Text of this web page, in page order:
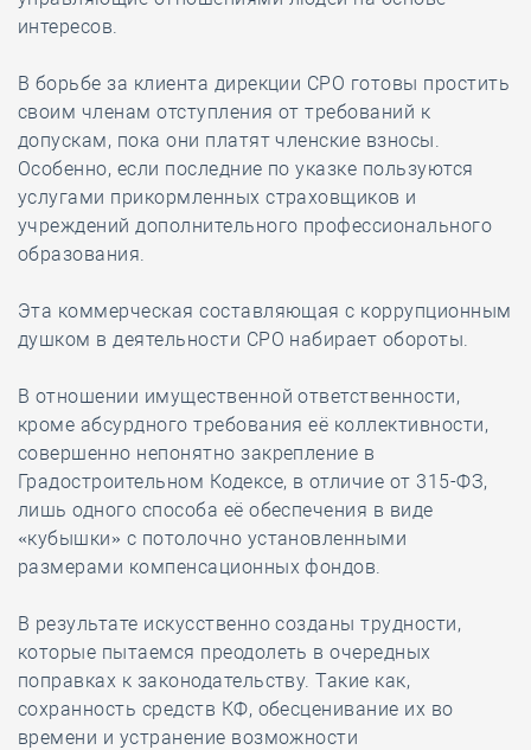
интересов.
В борьбе за клиента дирекции СРО готовы простить
своим членам отступления от требований к
допускам, пока они платят членские взносы.
Особенно, если последние по указке пользуются
услугами прикормленных страховщиков и
учреждений дополнительного профессионального
образования.
Эта коммерческая составляющая с коррупционным
душком в деятельности СРО набирает обороты.
В отношении имущественной ответственности,
кроме абсурдного требования её коллективности,
совершенно непонятно закрепление в
Градостроительном Кодексе, в отличие от 315-ФЗ,
лишь одного способа её обеспечения в виде
«кубышки» с потолочно установленными
размерами компенсационных фондов.
В результате искусственно созданы трудности,
которые пытаемся преодолеть в очередных
поправках к законодательству. Такие как,
сохранность средств КФ, обесценивание их во
времени и устранение возможности